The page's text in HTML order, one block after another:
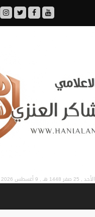
الأحد , 25 صفر 1448 هـ , 9 أغسطس 2026 م